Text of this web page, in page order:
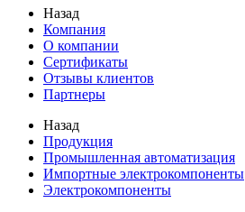
Назад
Компания
О компании
Сертификаты
Отзывы клиентов
Партнеры
Назад
Продукция
Промышленная автоматизация
Импортные электрокомпоненты
Электрокомпоненты